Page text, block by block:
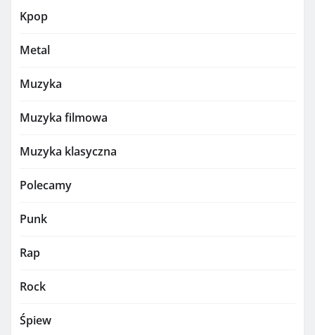
Kpop
Metal
Muzyka
Muzyka filmowa
Muzyka klasyczna
Polecamy
Punk
Rap
Rock
Śpiew